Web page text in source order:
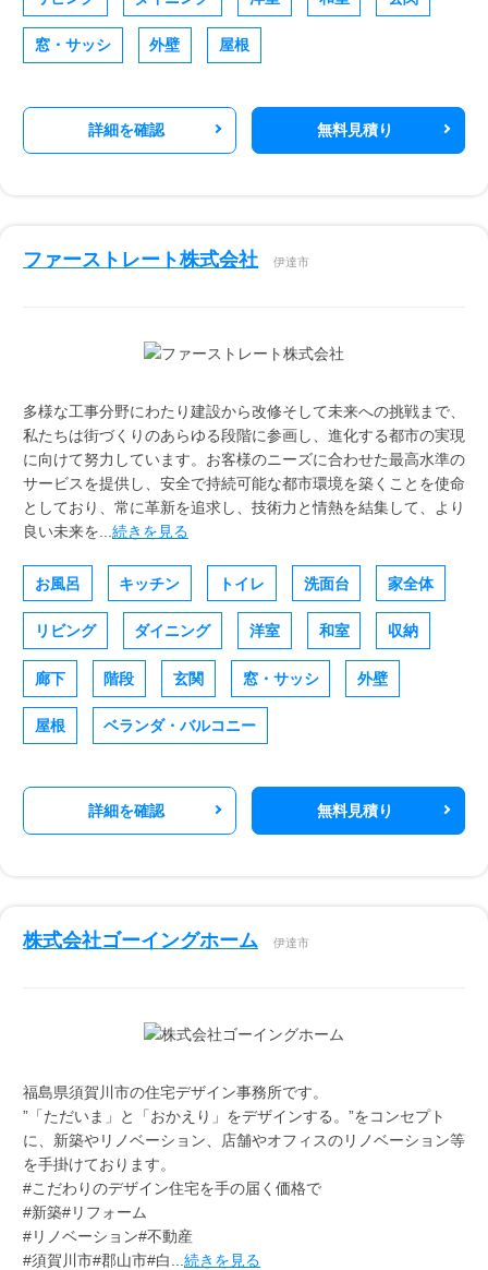
窓・サッシ 外壁 屋根
詳細を確認 無料見積り
ファーストレート株式会社 伊達市
多様な工事分野にわたり建設から改修そして未来への挑戦まで、
私たちは街づくりのあらゆる段階に参画し、進化する都市の実現
に向けて努力しています。お客様のニーズに合わせた最高水準の
サービスを提供し、安全で持続可能な都市環境を築くことを使命
としており、常に革新を追求し、技術力と情熱を結集して、より
良い未来を... 続きを見る
お風呂 キッチン トイレ 洗面台 家全体
リビング ダイニング 洋室 和室 収納
廊下 階段 玄関 窓・サッシ 外壁
屋根 ベランダ・バルコニー
詳細を確認 無料見積り
株式会社ゴーイングホーム 伊達市
福島県須賀川市の住宅デザイン事務所です。
”「ただいま」と「おかえり」をデザインする。”をコンセプト
に、新築やリノベーション、店舗やオフィスのリノベーション等
を手掛けております。
#こだわりのデザイン住宅を手の届く価格で
#新築#リフォーム
#リノベーション#不動産
#須賀川市#郡山市#白... 続きを見る